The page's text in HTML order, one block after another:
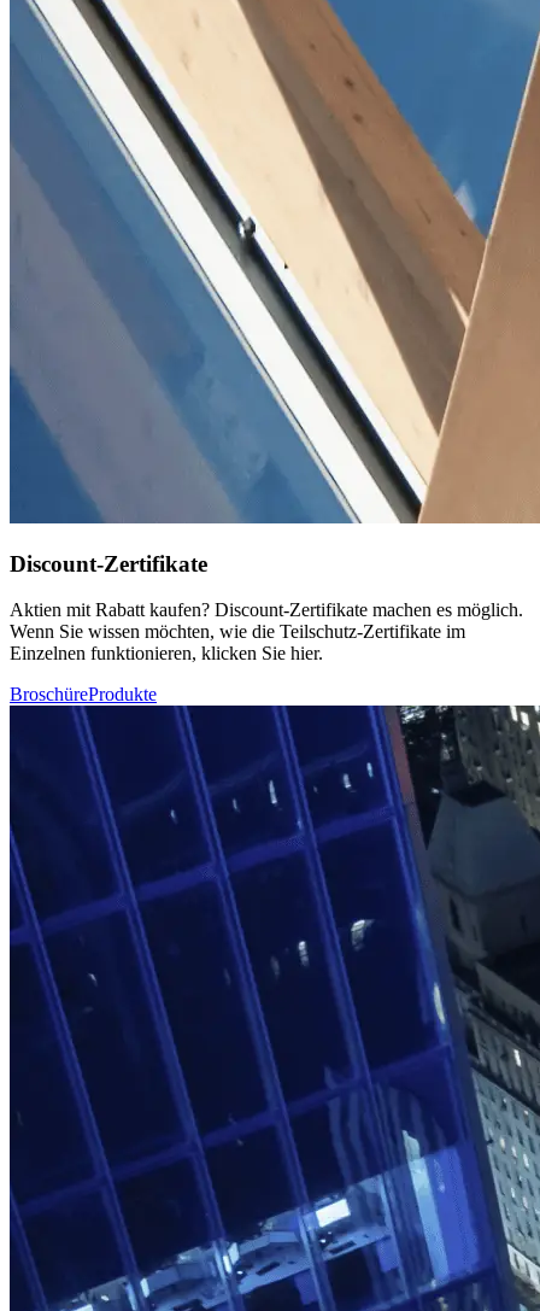
Discount-Zertifikate
Aktien mit Rabatt kaufen? Discount-Zertifikate machen es möglich.
Wenn Sie wissen möchten, wie die Teilschutz-Zertifikate im
Einzelnen funktionieren, klicken Sie hier.
BroschüreProdukte